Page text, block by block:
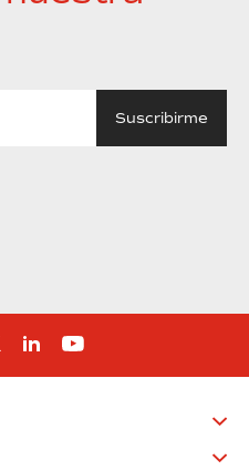
en Facebook
en Instagram
en Twitter
Síguenos en Linkedin
Síguenos en